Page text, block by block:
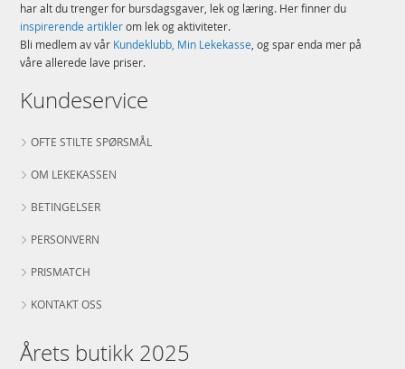
har alt du trenger for bursdagsgaver, lek og læring. Her finner du
inspirerende artiklerom lek og aktiviteter.
Bli medlem av vår Kundeklubb, Min Lekekasse, og spar enda mer på
våre allerede lave priser.
Kundeservice
OFTE STILTE SPØRSMÅL
OM LEKEKASSEN
BETINGELSER
PERSONVERN
PRISMATCH
KONTAKT OSS
Årets butikk 2025